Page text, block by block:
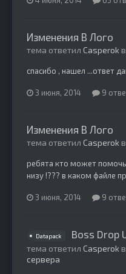
Изменения В Лого
тема ответил Casperok
спасибо , нашел ...ответ
3 июня, 2014 9
Изменения В Лого
тема ответил Casperok
ребята кто может помочь
низу !??? в каком файле
3 июня, 2014 9
Datapack Boss Drop
тема ответил Casperok
сервера